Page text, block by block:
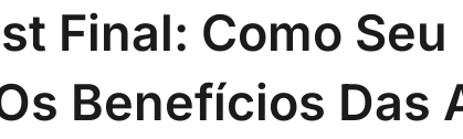
Final: Como
Benefícios Das